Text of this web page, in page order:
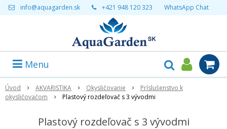
info@aquagarden.sk +421 948 120 323 WhatsApp Chat
Menu
Úvod AKVARISTIKA Okysličovanie
Príslušenstvo k
okysličovačom
Plastový rozdeľovač s 3 vývodmi
Plastový rozdeľovač s 3 vývodmi